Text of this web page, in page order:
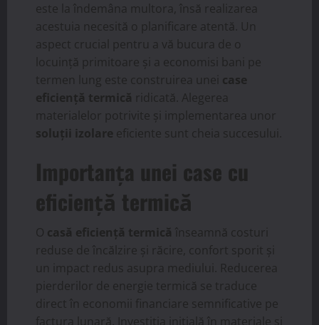
este la îndemâna multora, însă realizarea
acestuia necesită o planificare atentă. Un
aspect crucial pentru a vă bucura de o
locuință primitoare și a economisi bani pe
termen lung este construirea unei case
eficiență termică ridicată. Alegerea
materialelor potrivite și implementarea unor
soluții izolare eficiente sunt cheia succesului.
Importanța unei case cu
eficiență termică
O casă eficiență termică înseamnă costuri
reduse de încălzire și răcire, confort sporit și
un impact redus asupra mediului. Reducerea
pierderilor de energie termică se traduce
direct în economii financiare semnificative pe
factura lunară. Investiția inițială în materiale și